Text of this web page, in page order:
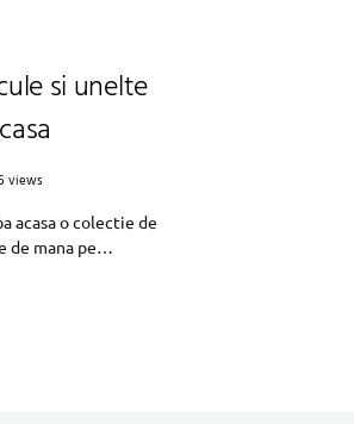
si unelte
views
acasa o colectie de
de mana pe…